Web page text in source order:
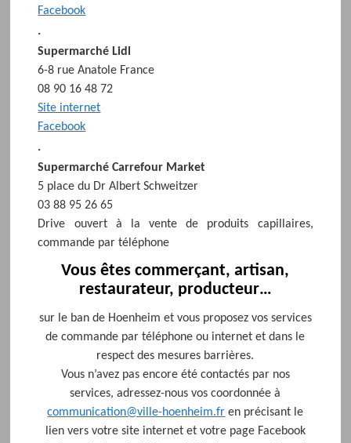
Facebook
.
Supermarché Lidl
6-8 rue Anatole France
08 90 16 48 72
Site internet
Facebook
.
Supermarché Carrefour Market
5 place du Dr Albert Schweitzer
03 88 95 26 65
Drive ouvert à la vente de produits capillaires,
commande par téléphone
Vous êtes commerçant, artisan,
restaurateur, producteur…
sur le ban de Hoenheim et vous proposez vos services
de commande par téléphone ou internet et dans le
respect des mesures barrières.
Vous n’avez pas encore été contactés par nos
services, adressez-nous vos coordonnée à
communication@ville-hoenheim.fr en précisant le
lien vers votre site internet et votre page Facebook